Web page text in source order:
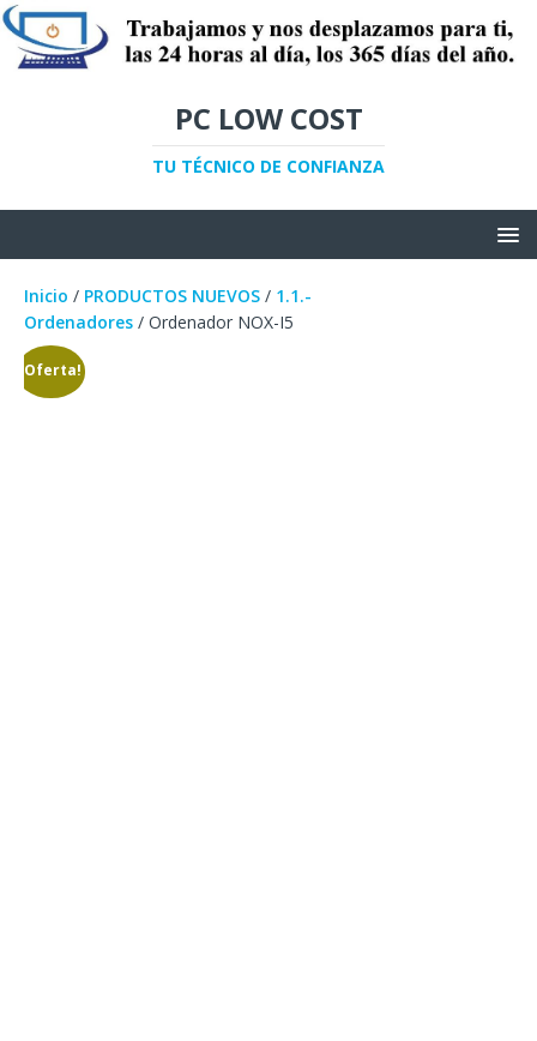
PC LOW COST
TU TÉCNICO DE CONFIANZA
Inicio / PRODUCTOS NUEVOS / 1.1.-
Ordenadores / Ordenador NOX-I5
¡Oferta!